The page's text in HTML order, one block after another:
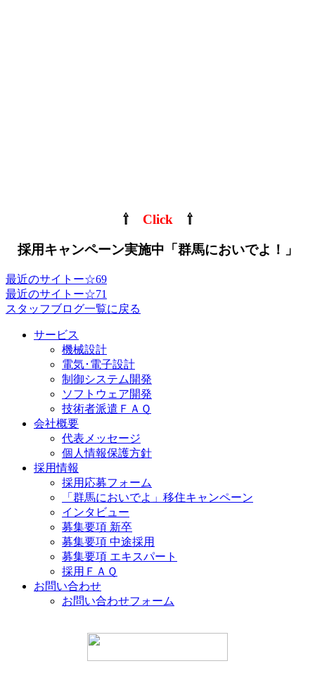
⇧ Click⇧
採用キャンペーン実施中「群馬においでよ！」
最近のサイトー☆69
最近のサイトー☆71
スタッフブログ一覧に戻る
サービス
機械設計
電気･電子設計
制御システム開発
ソフトウェア開発
技術者派遣ＦＡＱ
会社概要
代表メッセージ
個人情報保護方針
採用情報
採用応募フォーム
「群馬においでよ」移住キャンペーン
インタビュー
募集要項 新卒
募集要項 中途採用
募集要項 エキスパート
採用ＦＡＱ
お問い合わせ
お問い合わせフォーム